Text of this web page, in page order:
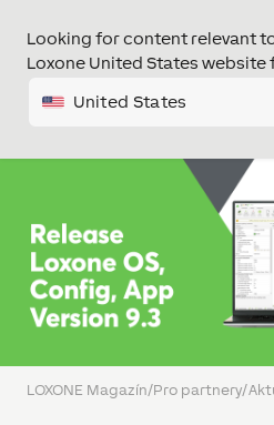
Looking for content relevant
Loxone United States
United States
LOXONE Magazín/Pro partnery/